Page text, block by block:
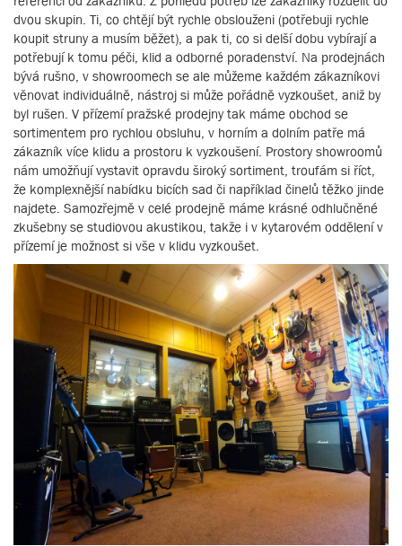
dvou skupin. Ti, co chtějí být rychle obslouženi (potřebuji rychle
koupit struny a musím běžet), a pak ti, co si delší dobu vybírají a
potřebují k tomu péči, klid a odborné poradenství. Na prodejnách
bývá rušno, v showroomech se ale můžeme každém zákazníkovi
věnovat individuálně, nástroj si může pořádně vyzkoušet, aniž by
byl rušen. V přízemí pražské prodejny tak máme obchod se
sortimentem pro rychlou obsluhu, v horním a dolním patře má
zákazník více klidu a prostoru k vyzkoušení. Prostory showroomů
nám umožňují vystavit opravdu široký sortiment, troufám si říct,
že komplexnější nabídku bicích sad či například činelů těžko jinde
najdete. Samozřejmě v celé prodejně máme krásné odhlučněné
zkušebny se studiovou akustikou, takže i v kytarovém oddělení v
přízemí je možnost si vše v klidu vyzkoušet.